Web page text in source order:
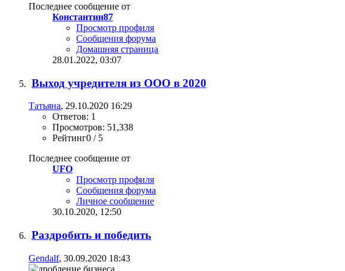
Последнее сообщение от
Константин87
Просмотр профиля
Сообщения форума
Домашняя страница
28.01.2022, 03:07
Выход учредителя из ООО в 2020
Татьяна, 29.10.2020 16:29
Ответов: 1
Просмотров: 51,338
Рейтинг0 / 5
Последнее сообщение от
UFO
Просмотр профиля
Сообщения форума
Личное сообщение
30.10.2020, 12:50
Раздробить и победить
Gendalf, 30.09.2020 18:43